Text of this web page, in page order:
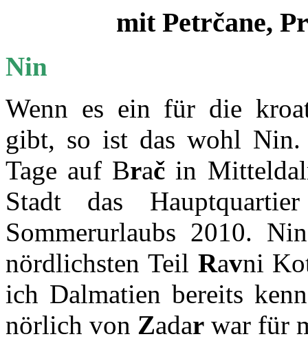
mit Petrčane,
Nin
Wenn es ein für die
gibt, so ist das wohl Nin.
Tage auf Brač in
Stadt das
Sommerurlaubs 2010.
nördlichsten Teil Ravni
ich Dalmatien bereits
nörlich von Zadar war für